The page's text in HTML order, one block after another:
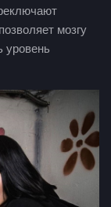
мозгу
уровень